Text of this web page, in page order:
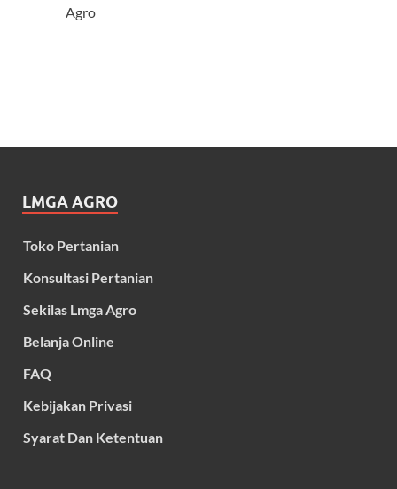
Agro
LMGA AGRO
Toko Pertanian
Konsultasi Pertanian
Sekilas Lmga Agro
Belanja Online
FAQ
Kebijakan Privasi
Syarat Dan Ketentuan